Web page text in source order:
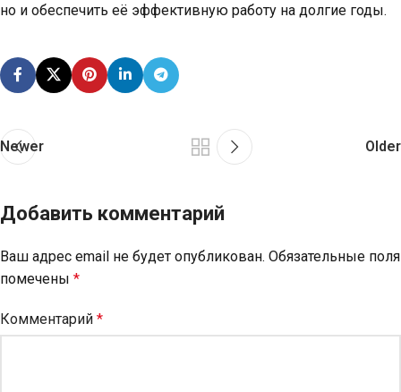
но и обеспечить её эффективную работу на долгие годы.
Newer Older
Добавить комментарий
Ваш адрес email не будет опубликован. Обязательные поля
помечены *
Комментарий *